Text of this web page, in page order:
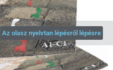
Az olasz nyelvtan lépésről lépésre